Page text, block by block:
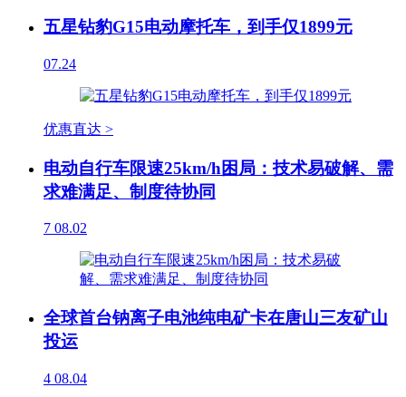
五星钻豹G15电动摩托车，到手仅1899元
07.24
优惠直达 >
电动自行车限速25km/h困局：技术易破解、需
求难满足、制度待协同
7 08.02
全球首台钠离子电池纯电矿卡在唐山三友矿山
投运
4 08.04